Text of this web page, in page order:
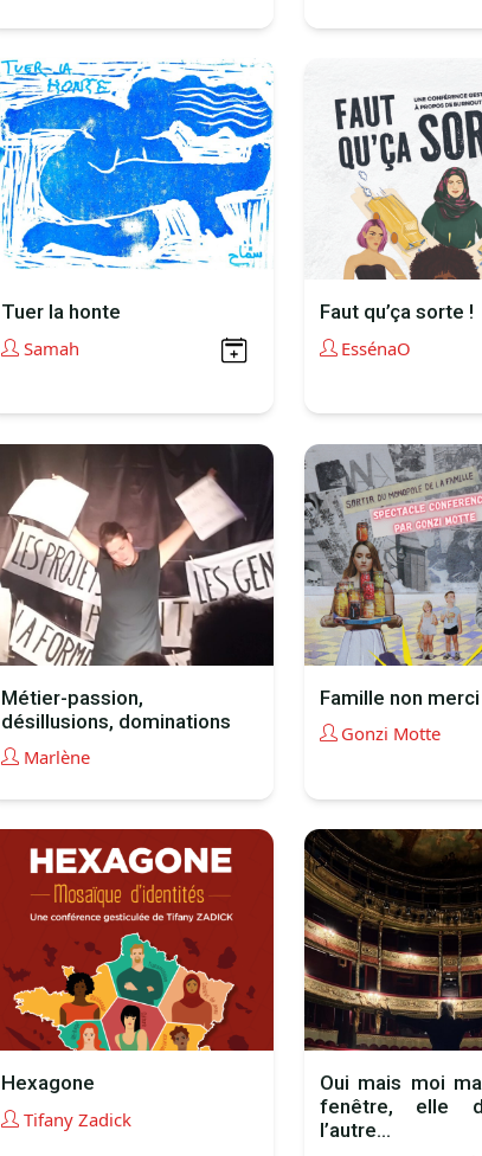
Tuer la honte
Samah
Faut qu’ça sorte !
EssénaO
Métier-passion,
désillusions, dominations
Marlène
Famille non merci
Gonzi Motte
Hexagone
Tifany Zadick
Oui mais moi
fenêtre, elle
l’autre...